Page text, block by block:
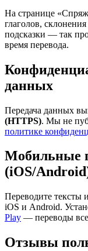
На странице
глаголов,
подсказки — так
время перевода.
данных
Передача данных
(HTTPS). Мы не
политике
Мобильные
(iOS/
Переводите тексты
iOS и Android.
Play — переводы
Отзывы